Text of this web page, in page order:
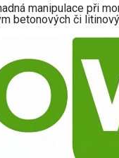
manipulace při
betonových či